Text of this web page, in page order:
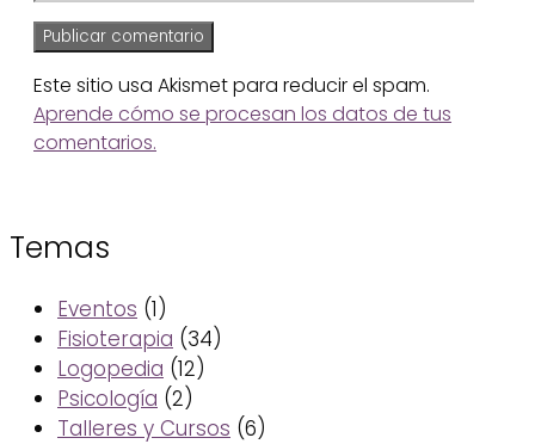
Este sitio usa Akismet para reducir el spam.
Aprende cómo se procesan los datos de tus
comentarios.
Temas
Eventos (1)
Fisioterapia (34)
Logopedia (12)
Psicología (2)
Talleres y Cursos (6)